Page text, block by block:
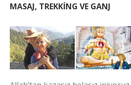
MASAJ, TREKKİNG VE GANJ